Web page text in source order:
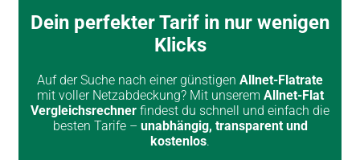
Dein perfekter Tarif in nur wenigen
Klicks
Auf der Suche nach einer günstigen Allnet-Flatrate
mit voller Netzabdeckung? Mit unserem Allnet-Flat
Vergleichsrechner findest du schnell und einfach die
besten Tarife – unabhängig, transparent und
kostenlos.